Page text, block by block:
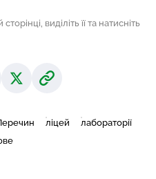
виділіть її та натисніть
ліцей
лабораторії